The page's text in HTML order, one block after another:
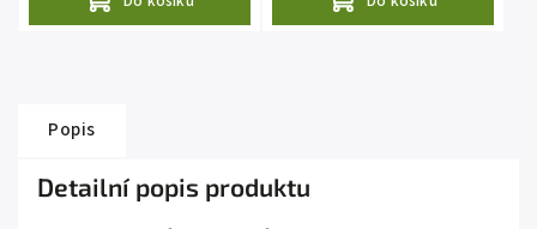
Popis
Detailní popis produktu